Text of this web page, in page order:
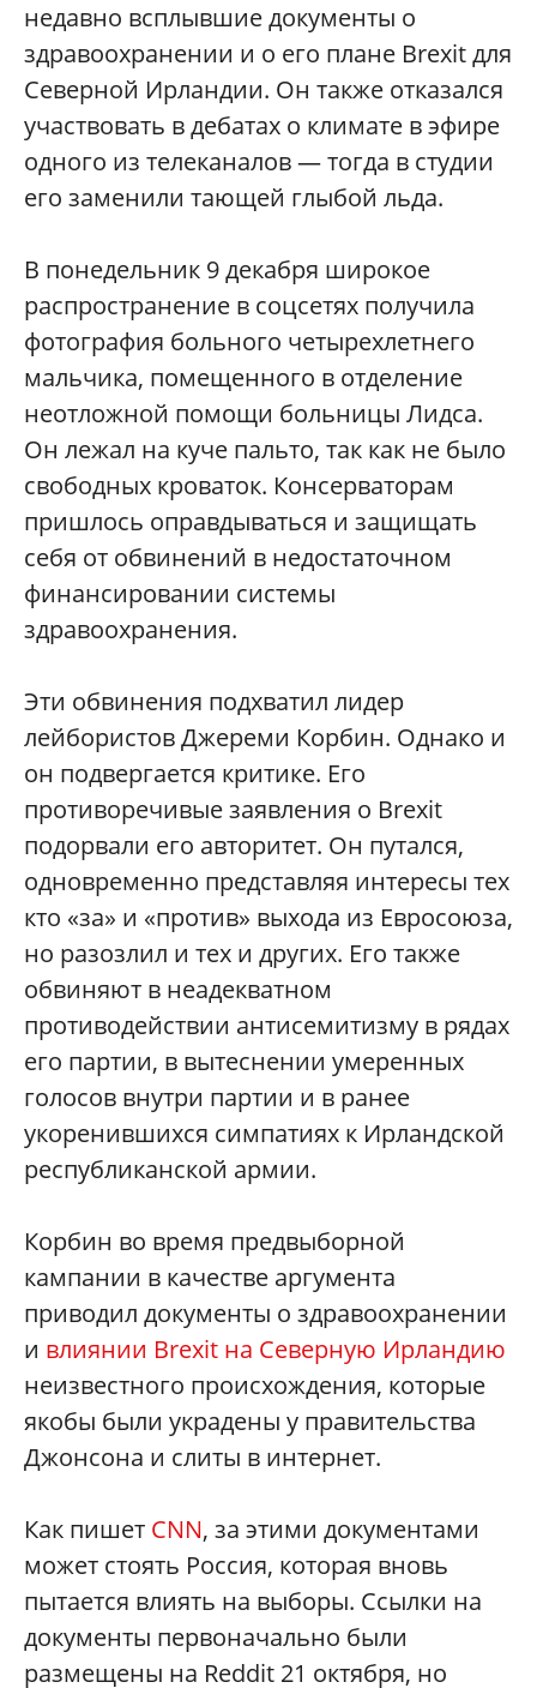
недавно всплывшие документы о
здравоохранении и о его плане Brexit для
Северной Ирландии. Он также отказался
участвовать в дебатах о климате в эфире
одного из телеканалов — тогда в студии
его заменили тающей глыбой льда.
В понедельник 9 декабря широкое
распространение в соцсетях получила
фотография больного четырехлетнего
мальчика, помещенного в отделение
неотложной помощи больницы Лидса.
Он лежал на куче пальто, так как не было
свободных кроваток. Консерваторам
пришлось оправдываться и защищать
себя от обвинений в недостаточном
финансировании системы
здравоохранения.
Эти обвинения подхватил лидер
лейбористов Джереми Корбин. Однако и
он подвергается критике. Его
противоречивые заявления о Brexit
подорвали его авторитет. Он путался,
одновременно представляя интересы тех
кто «за» и «против» выхода из Евросоюза,
но разозлил и тех и других. Его также
обвиняют в неадекватном
противодействии антисемитизму в рядах
его партии, в вытеснении умеренных
голосов внутри партии и в ранее
укоренившихся симпатиях к Ирландской
республиканской армии.
Корбин во время предвыборной
кампании в качестве аргумента
приводил документы о здравоохранении
и влиянии Brexit на Северную Ирландию
неизвестного происхождения, которые
якобы были украдены у правительства
Джонсона и слиты в интернет.
Как пишет CNN, за этими документами
может стоять Россия, которая вновь
пытается влиять на выборы. Ссылки на
документы первоначально были
размещены на Reddit 21 октября, но